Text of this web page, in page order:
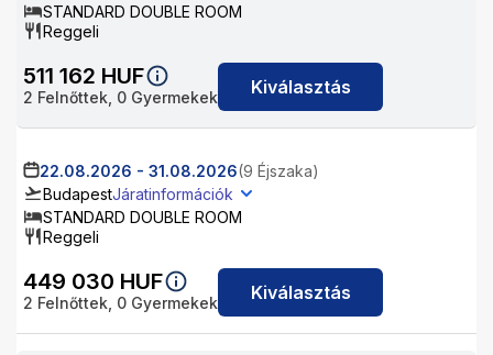
STANDARD DOUBLE ROOM
Reggeli
511 162 HUF
2 Felnőttek, 0 Gyermekek Kiválasztás
22.08.2026 - 31.08.2026(9 Éjszaka)
BudapestJáratinformációk
STANDARD DOUBLE ROOM
Reggeli
449 030 HUF
2 Felnőttek, 0 Gyermekek Kiválasztás